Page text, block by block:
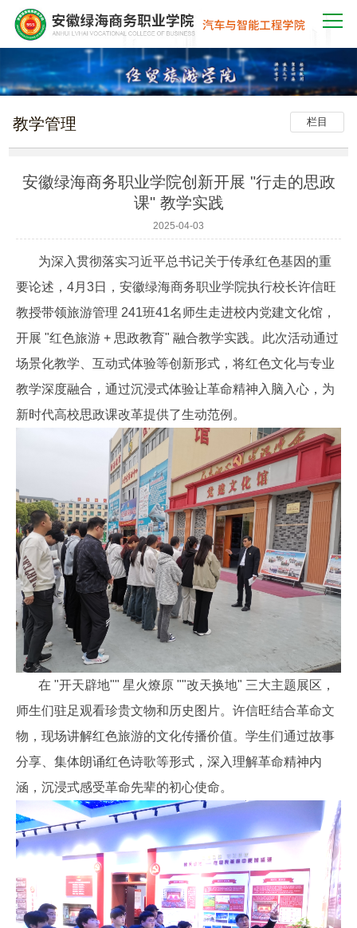
栏目
教学管理
安徽绿海商务职业学院创新开展 "行走的思政
课" 教学实践
2025-04-03
为深入贯彻落实习近平总书记关于传承红色基因的重
要论述，4月3日，安徽绿海商务职业学院执行校长许信旺
教授带领旅游管理 241班41名师生走进校内党建文化馆，
开展 "红色旅游 + 思政教育" 融合教学实践。此次活动通过
场景化教学、互动式体验等创新形式，将红色文化与专业
教学深度融合，通过沉浸式体验让革命精神入脑入心，为
新时代高校思政课改革提供了生动范例。
在 "开天辟地"" 星火燎原 ""改天换地" 三大主题展区，
师生们驻足观看珍贵文物和历史图片。许信旺结合革命文
物，现场讲解红色旅游的文化传播价值。学生们通过故事
分享、集体朗诵红色诗歌等形式，深入理解革命精神内
涵，沉浸式感受革命先辈的初心使命。